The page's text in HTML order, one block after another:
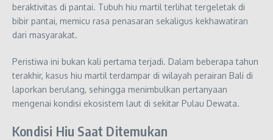
beraktivitas di pantai. Tubuh hiu martil terlihat tergeletak di
bibir pantai, memicu rasa penasaran sekaligus kekhawatiran
dari masyarakat.
Peristiwa ini bukan kali pertama terjadi. Dalam beberapa tahun
terakhir, kasus hiu martil terdampar di wilayah perairan Bali di
laporkan berulang, sehingga menimbulkan pertanyaan
mengenai kondisi ekosistem laut di sekitar Pulau Dewata.
Kondisi Hiu Saat Ditemukan